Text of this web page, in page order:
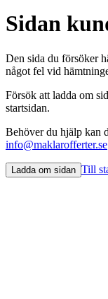
Sidan
Den sida du försöker
något fel vid
Försök att ladda om
startsidan.
Behöver du hjälp kan
info@maklarofferter.se
Ladda om sidan Till